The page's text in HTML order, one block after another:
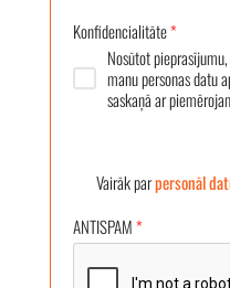
Konfidencialitāte*
Nosūtot
manu personas datu
saskaņā ar
Vairāk parpersonāl
ANTISPAM*